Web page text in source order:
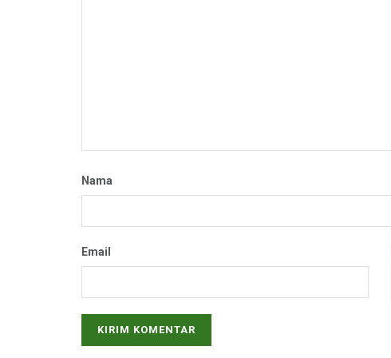
Nama
Email